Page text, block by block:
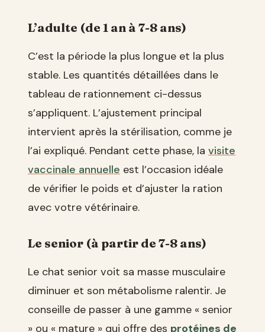
L’adulte (de 1 an à 7-8 ans)
C’est la période la plus longue et la plus
stable. Les quantités détaillées dans le
tableau de rationnement ci-dessus
s’appliquent. L’ajustement principal
intervient après la stérilisation, comme je
l’ai expliqué. Pendant cette phase, la visite
vaccinale annuelle est l’occasion idéale
de vérifier le poids et d’ajuster la ration
avec votre vétérinaire.
Le senior (à partir de 7-8 ans)
Le chat senior voit sa masse musculaire
diminuer et son métabolisme ralentir. Je
conseille de passer à une gamme « senior
» ou « mature » qui offre des protéines de